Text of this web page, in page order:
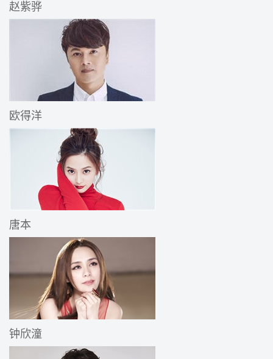
赵紫骅
欧得洋
唐本
钟欣潼